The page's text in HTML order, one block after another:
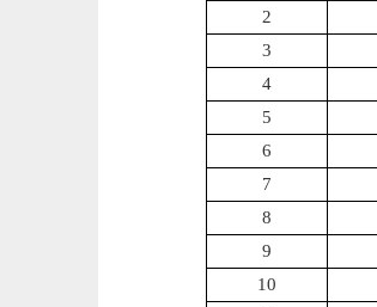
2
3
4
5
6
7
8
9
10